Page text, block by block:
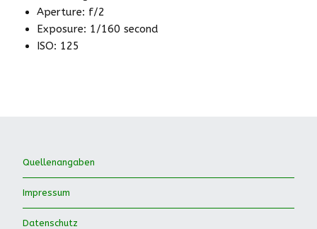
Aperture: f/2
Exposure: 1/160 second
ISO: 125
Quellenangaben
Impressum
Datenschutz